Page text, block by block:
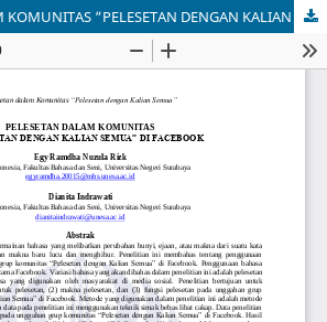
PELESETAN DALAM KOMUNITAS “PELESETAN DENGAN KALIAN SEMUA” DI FACEBOOK